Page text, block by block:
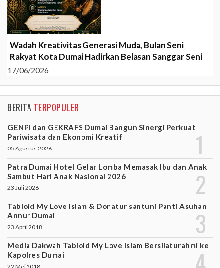
Wadah Kreativitas Generasi Muda, Bulan Seni
Rakyat Kota Dumai Hadirkan Belasan Sanggar Seni
17/06/2026
BERITA TERPOPULER
GENPI dan GEKRAFS Dumai Bangun Sinergi Perkuat
Pariwisata dan Ekonomi Kreatif
05 Agustus 2026
Patra Dumai Hotel Gelar Lomba Memasak Ibu dan Anak
Sambut Hari Anak Nasional 2026
23 Juli 2026
Tabloid My Love Islam & Donatur santuni Panti Asuhan
Annur Dumai
23 April 2018
Media Dakwah Tabloid My Love Islam Bersilaturahmi ke
Kapolres Dumai
22 Mei 2018